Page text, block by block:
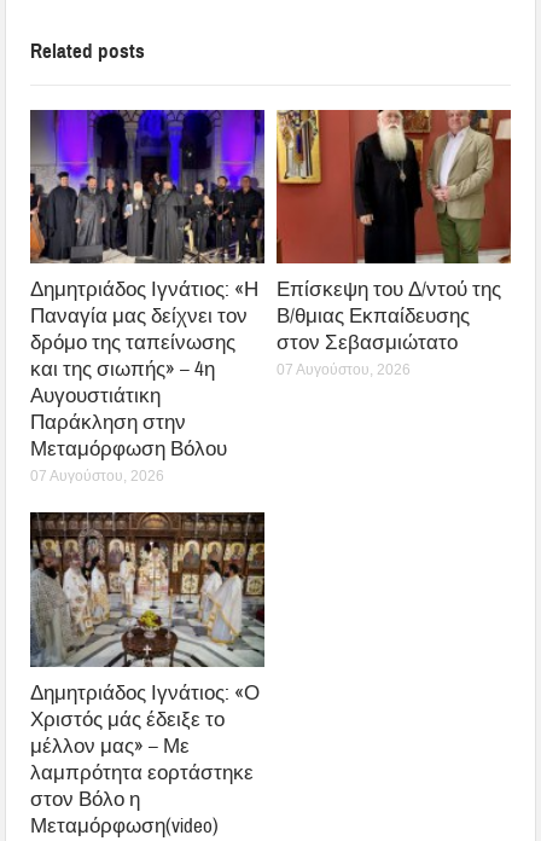
Related posts
Δημητριάδος Ιγνάτιος: «Η
Παναγία μας δείχνει τον
δρόμο της ταπείνωσης
και της σιωπής» – 4η
Αυγουστιάτικη
Παράκληση στην
Μεταμόρφωση Βόλου
07 Αυγούστου, 2026
Επίσκεψη του Δ/ντού της
Β/θμιας Εκπαίδευσης
στον Σεβασμιώτατο
07 Αυγούστου, 2026
Δημητριάδος Ιγνάτιος: «Ο
Χριστός μάς έδειξε το
μέλλον μας» – Με
λαμπρότητα εορτάστηκε
στον Βόλο η
Μεταμόρφωση(video)